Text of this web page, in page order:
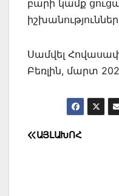
բարի կամք
Սամվել
Բեռլին, մարտ
Post
ԱՅԼԱԽՈՀ